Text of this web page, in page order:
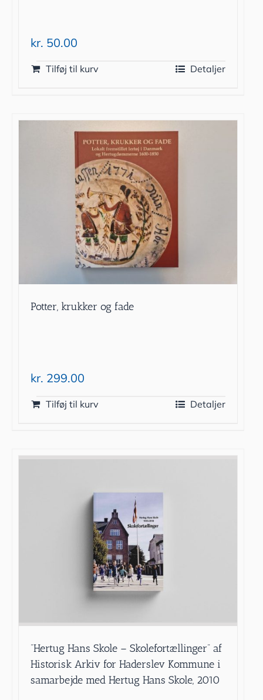
kr. 50.00
Tilføj til kurv Detaljer
Potter, krukker og fade
kr. 299.00
Tilføj til kurv Detaljer
”Hertug Hans Skole – Skolefortællinger” af
Historisk Arkiv for Haderslev Kommune i
samarbejde med Hertug Hans Skole, 2010